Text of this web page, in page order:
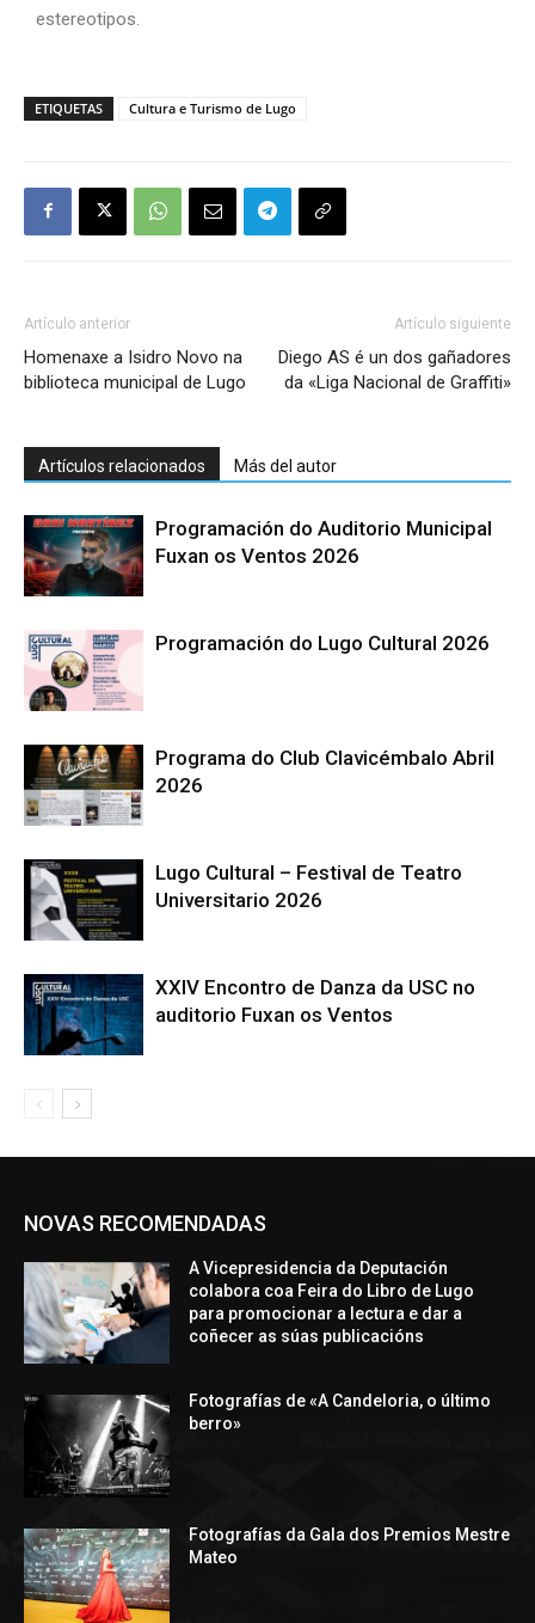
estereotipos.
ETIQUETAS Cultura e Turismo de Lugo
Artículo anterior
Homenaxe a Isidro Novo na
biblioteca municipal de Lugo
Artículo siguiente
Diego AS é un dos gañadores
da «Liga Nacional de Graffiti»
Artículos relacionados Más del autor
Programación do Auditorio Municipal
Fuxan os Ventos 2026
Programación do Lugo Cultural 2026
Programa do Club Clavicémbalo Abril
2026
Lugo Cultural – Festival de Teatro
Universitario 2026
XXIV Encontro de Danza da USC no
auditorio Fuxan os Ventos
NOVAS RECOMENDADAS
A Vicepresidencia da Deputación
colabora coa Feira do Libro de Lugo
para promocionar a lectura e dar a
coñecer as súas publicacións
Fotografías de «A Candeloria, o último
berro»
Fotografías da Gala dos Premios Mestre
Mateo